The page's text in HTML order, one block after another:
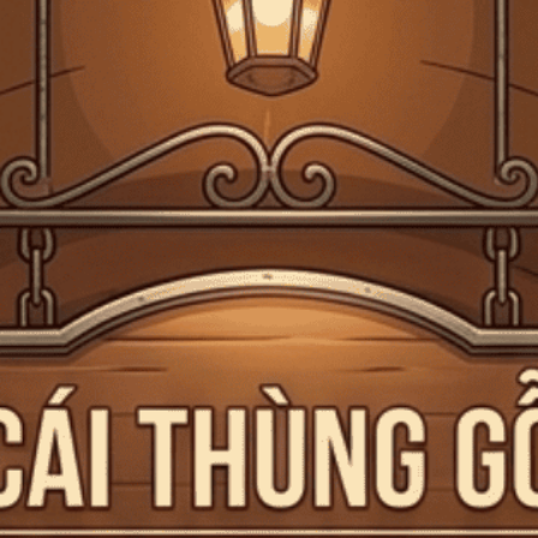
Giấy phép kinh doanh bán lẻ rượu số 299/GP-PKT do Phòng Kinh tế Quận 3
Trang chủ Vang Úc
VANG ÚC
Tiệm rượu Cái Thùng Gỗlà một thương hiệu rượu độc đáo, nổi bật
với sự kết hợp hoàn hảo giữa nguyên liệu tự nhiên và nghệ thuật chế
tác tinh tế. Mỗi sản phẩm củaTiệm rượu Cái Thùng Gỗkhông chỉ
đơn thuần là rượu, mà còn là một trải nghiệm cảm xúc, gợi nhớ đến
những khoảnh khắc đáng nhớ trong cuộc sống. Chúng tôi chú trọng
vào việc sử dụng các thành phần cao cấp, mang đến những hương vị
thanh lịch và quyến rũ, tạo nên những ly rượu đặc biệt cho những dịp
đặc biệt.
Mã giảm giá: